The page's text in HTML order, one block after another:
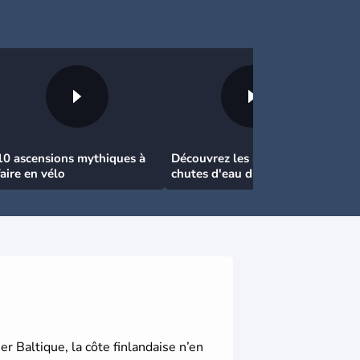
ascensions mythiques à
en vélo
Découvrez les plus belles
chutes d'eau du monde
Baltique, la côte finlandaise n’en